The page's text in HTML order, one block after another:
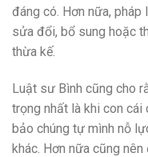
đáng có. Hơn nữa, pháp
sửa đổi, bổ sung hoặc
thừa kế.
Luật sư Bình cũng cho
trọng nhất là khi con cái
bảo chúng tự mình nỗ
khác. Hơn nữa cũng